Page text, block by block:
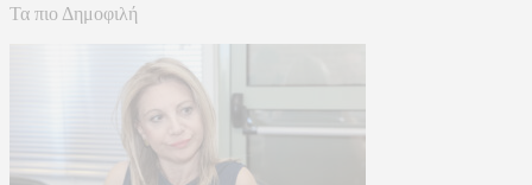
Τα πιο Δημοφιλή